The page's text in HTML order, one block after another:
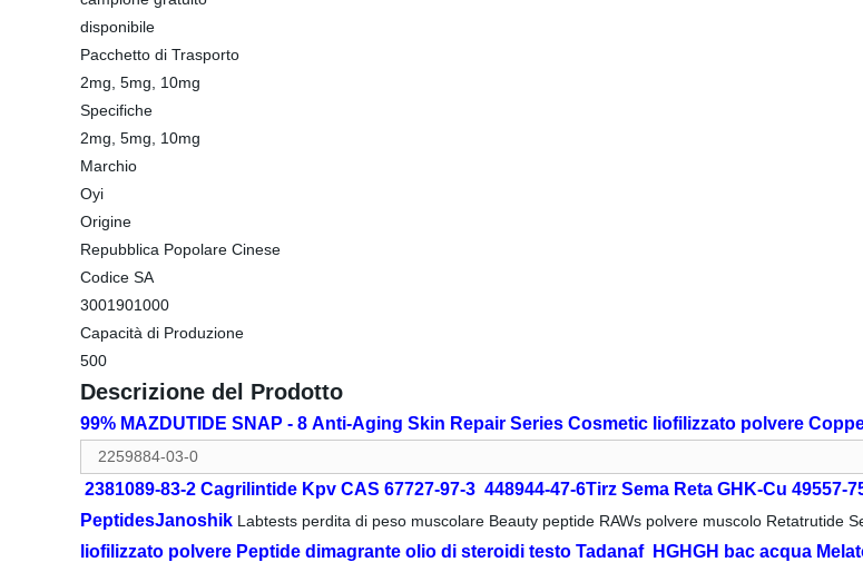
disponibile
Pacchetto di Trasporto
2mg, 5mg, 10mg
Specifiche
2mg, 5mg, 10mg
Marchio
Oyi
Origine
Repubblica Popolare Cinese
Codice SA
3001901000
Capacità di Produzione
500
Descrizione del Prodotto
99% MAZDUTIDE SNAP - 8 Anti-Aging Skin Repair Series Cosmetic liofilizzato polvere
2259884-03-0
2381089-83-2 Cagrilintide Kpv CAS 67727-97-3 448944-47-6Tirz Sema Reta GHK-Cu
PeptidesJanoshik Labtests perdita di peso muscolare Beauty peptide RAWs polvere muscolo Retatrutide
liofilizzato polvere Peptide dimagrante olio di steroidi testo Tadanaf
HGHGH bac acqua